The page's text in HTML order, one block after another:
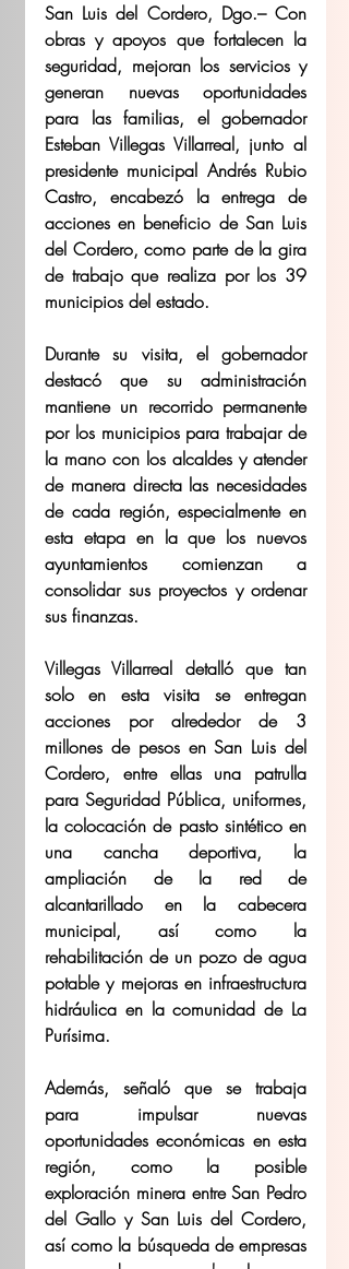
San Luis del Cordero, Dgo.– Con
obras y apoyos que fortalecen la
seguridad, mejoran los servicios y
generan nuevas oportunidades
para las familias, el gobernador
Esteban Villegas Villarreal, junto al
presidente municipal Andrés Rubio
Castro, encabezó la entrega de
acciones en beneficio de San Luis
del Cordero, como parte de la gira
de trabajo que realiza por los 39
municipios del estado.
Durante su visita, el gobernador
destacó que su administración
mantiene un recorrido permanente
por los municipios para trabajar de
la mano con los alcaldes y atender
de manera directa las necesidades
de cada región, especialmente en
esta etapa en la que los nuevos
ayuntamientos comienzan a
consolidar sus proyectos y ordenar
sus finanzas.
Villegas Villarreal detalló que tan
solo en esta visita se entregan
acciones por alrededor de 3
millones de pesos en San Luis del
Cordero, entre ellas una patrulla
para Seguridad Pública, uniformes,
la colocación de pasto sintético en
una cancha deportiva, la
ampliación de la red de
alcantarillado en la cabecera
municipal, así como la
rehabilitación de un pozo de agua
potable y mejoras en infraestructura
hidráulica en la comunidad de La
Purísima.
Además, señaló que se trabaja
para impulsar nuevas
oportunidades económicas en esta
región, como la posible
exploración minera entre San Pedro
del Gallo y San Luis del Cordero,
así como la búsqueda de empresas